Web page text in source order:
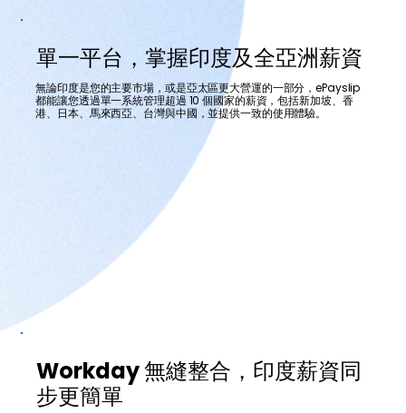
單一平台，掌握印度及全亞洲薪資
無論印度是您的主要市場，或是亞太區更大營運的一部分，ePayslip
都能讓您透過單一系統管理超過 10 個國家的薪資，包括新加坡、香
港、日本、馬來西亞、台灣與中國，並提供一致的使用體驗。
Workday 無縫整合，印度薪資同
步更簡單